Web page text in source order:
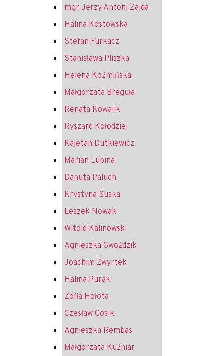
mgr Jerzy Antoni Zajda
Halina Kostowska
Stefan Furkacz
Stanisława Pliszka
Helena Koźmińska
Małgorzata Breguła
Renata Kowalik
Ryszard Kołodziej
Kajetan Dutkiewicz
Marian Lubina
Danuta Paluch
Krystyna Suska
Leszek Nowak
Witold Kalinowski
Agnieszka Gwoździk
Joachim Zwyrtek
Halina Purak
Zofia Hołota
Czesław Gosik
Agnieszka Rembas
Małgorzata Kuźniar